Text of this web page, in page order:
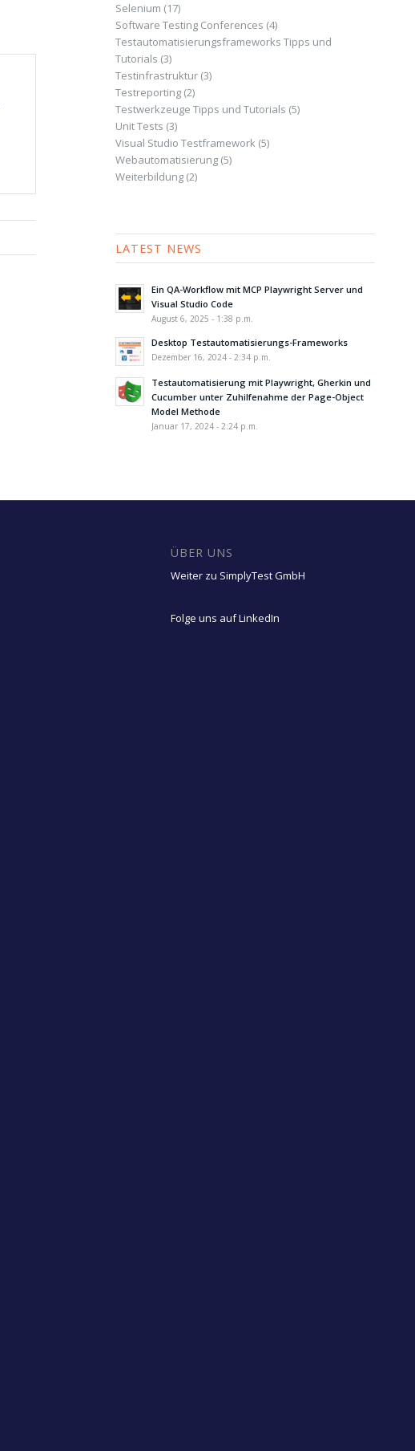
Selenium (17)
Software Testing Conferences (4)
Testautomatisierungsframeworks Tipps und
Tutorials (3)
Testinfrastruktur(3)
Testreporting(2)
Testwerkzeuge Tipps und Tutorials (5)
Unit Tests (3)
Visual Studio Testframework (5)
Webautomatisierung(5)
Weiterbildung(2)
LATEST NEWS
Ein QA-Workflow mit MCP Playwright Server und
Visual Studio Code
August 6, 2025 - 1:38 p.m.
Desktop Testautomatisierungs-Frameworks
Dezember 16, 2024 - 2:34 p.m.
Testautomatisierung mit Playwright, Gherkin und
Cucumber unter Zuhilfenahme der Page-Object
Model Methode
Januar 17, 2024 - 2:24 p.m.
ÜBER UNS
Weiter zu SimplyTest GmbH
Folge uns auf LinkedIn